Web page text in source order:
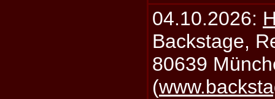
04.10.2026:
Backstage,
80639
(